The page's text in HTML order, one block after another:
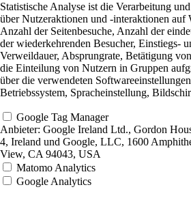
Statistische Analyse ist die Verarbeitung
über Nutzeraktionen und -interaktionen auf
Anzahl der Seitenbesuche, Anzahl der
der wiederkehrenden Besucher, Einstiegs-
Verweildauer, Absprungrate, Betätigung
die Einteilung von Nutzern in Gruppen
über die verwendeten
Betriebssystem, Spracheinstellung,
Google Tag Manager
Anbieter: Google Ireland Ltd., Gordon
4, Ireland und Google, LLC, 1600
View, CA 94043, USA
Matomo Analytics
Google Analytics